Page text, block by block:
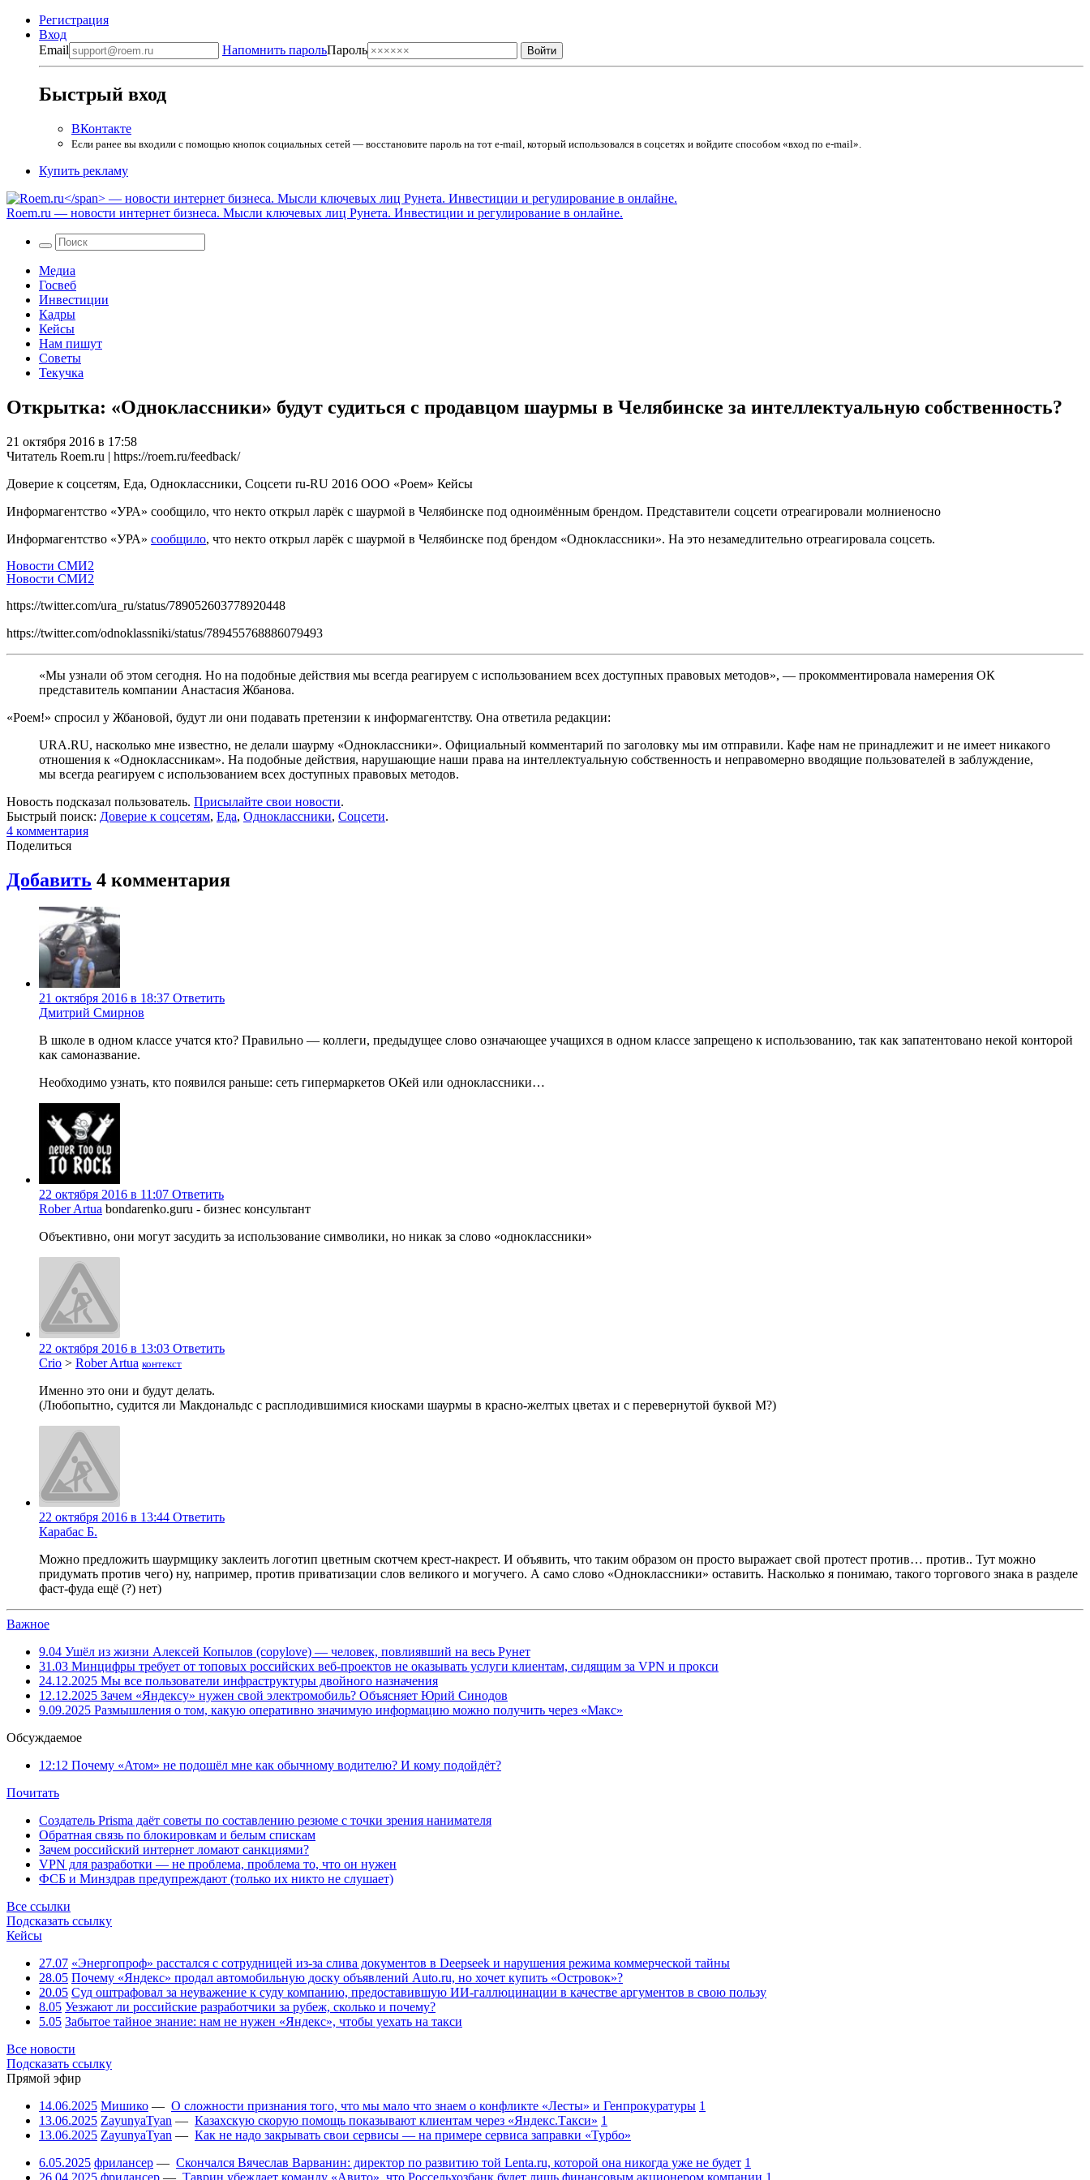
Регистрация
Вход
Email
Напомнить парольПароль
Быстрый вход
ВКонтакте
Если ранее вы входили с помощью кнопок социальных сетей — восстановите пароль на тот e-mail, который использовался в соцсетях и войдите способом «вход по e-mail».
Купить рекламу
Roem.ru — новости интернет бизнеса. Мысли ключевых лиц Рунета. Инвестиции и регулирование в онлайне.
Медиа
Госвеб
Инвестиции
Кадры
Кейсы
Нам пишут
Советы
Текучка
Открытка: «Одноклассники» будут судиться с продавцом шаурмы в Челябинске за интеллектуальную собственность?
21 октября 2016 в 17:58
Читатель Roem.ru | https://roem.ru/feedback/
Доверие к соцсетям, Еда, Одноклассники, Соцсети ru-RU 2016 ООО «Роем» Кейсы
Информагентство «УРА» сообщило, что некто открыл ларёк с шаурмой в Челябинске под одноимённым брендом. Представители соцсети отреагировали молниеносно
Информагентство «УРА» сообщило, что некто открыл ларёк с шаурмой в Челябинске под брендом «Одноклассники». На это незамедлительно отреагировала соцсеть.
Новости СМИ2
Новости СМИ2
https://twitter.com/ura_ru/status/789052603778920448
https://twitter.com/odnoklassniki/status/789455768886079493
«Мы узнали об этом сегодня. Но на подобные действия мы всегда реагируем с использованием всех доступных правовых методов», — прокомментировала намерения ОК
представитель компании Анастасия Жбанова.
«Роем!» спросил у Жбановой, будут ли они подавать претензии к информагентству. Она ответила редакции:
URA.RU, насколько мне известно, не делали шаурму «Одноклассники». Официальный комментарий по заголовку мы им отправили. Кафе нам не принадлежит и не имеет никакого
отношения к «Одноклассникам». На подобные действия, нарушающие наши права на интеллектуальную собственность и неправомерно вводящие пользователей в заблуждение,
мы всегда реагируем с использованием всех доступных правовых методов.
Новость подсказал пользователь. Присылайте свои новости.
Быстрый поиск: Доверие к соцсетям, Еда, Одноклассники, Соцсети.
4 комментария
Поделиться
Добавить 4 комментария
21 октября 2016 в 18:37 Ответить
Дмитрий Смирнов
В школе в одном классе учатся кто? Правильно — коллеги, предыдущее слово означающее учащихся в одном классе запрещено к использованию, так как запатентовано некой конторой
как самоназвание.
Необходимо узнать, кто появился раньше: сеть гипермаркетов ОКей или одноклассники…
22 октября 2016 в 11:07 Ответить
Rober Artua bondarenko.guru - бизнес консультант
Объективно, они могут засудить за использование символики, но никак за слово «одноклассники»
22 октября 2016 в 13:03 Ответить
Crio > Rober Artua контекст
Именно это они и будут делать.
(Любопытно, судится ли Макдональдс с расплодившимися киосками шаурмы в красно-желтых цветах и с перевернутой буквой М?)
22 октября 2016 в 13:44 Ответить
Карабас Б.
Можно предложить шаурмщику заклеить логотип цветным скотчем крест-накрест. И объявить, что таким образом он просто выражает свой протест против… против.. Тут можно
придумать против чего) ну, например, против приватизации слов великого и могучего. А само слово «Одноклассники» оставить. Насколько я понимаю, такого торгового знака в разделе
фаст-фуда ещё (?) нет)
Важное
9.04 Ушёл из жизни Алексей Копылов (copylove) — человек, повлиявший на весь Рунет
31.03 Минцифры требует от топовых российских веб-проектов не оказывать услуги клиентам, сидящим за VPN и прокси
24.12.2025 Мы все пользователи инфраструктуры двойного назначения
12.12.2025 Зачем «Яндексу» нужен свой электромобиль? Объясняет Юрий Синодов
9.09.2025 Размышления о том, какую оперативно значимую информацию можно получить через «Макс»
Обсуждаемое
12:12 Почему «Атом» не подошёл мне как обычному водителю? И кому подойдёт?
Почитать
Создатель Prisma даёт советы по составлению резюме с точки зрения нанимателя
Обратная связь по блокировкам и белым спискам
Зачем российский интернет ломают санкциями?
VPN для разработки — не проблема, проблема то, что он нужен
ФСБ и Минздрав предупреждают (только их никто не слушает)
Все ссылки
Подсказать ссылку
Кейсы
27.07 «Энергопроф» расстался с сотрудницей из-за слива документов в Deepseek и нарушения режима коммерческой тайны
28.05 Почему «Яндекс» продал автомобильную доску объявлений Auto.ru, но хочет купить «Островок»?
20.05 Суд оштрафовал за неуважение к суду компанию, предоставившую ИИ-галлюцинации в качестве аргументов в свою пользу
8.05 Уезжают ли российские разработчики за рубеж, сколько и почему?
5.05 Забытое тайное знание: нам не нужен «Яндекс», чтобы уехать на такси
Все новости
Подсказать ссылку
Прямой эфир
14.06.2025 Мишико — О сложности признания того, что мы мало что знаем о конфликте «Лесты» и Генпрокуратуры 1
13.06.2025 ZayunyaTyan — Казахскую скорую помощь показывают клиентам через «Яндекс.Такси» 1
13.06.2025 ZayunyaTyan — Как не надо закрывать свои сервисы — на примере сервиса заправки «Турбо»
6.05.2025 фрилансер — Скончался Вячеслав Варванин: директор по развитию той Lenta.ru, которой она никогда уже не будет 1